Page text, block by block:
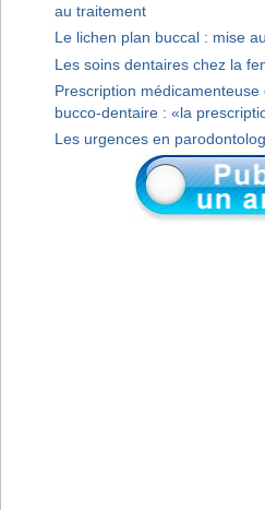
au traitement
Le lichen plan buccal : mise
Les soins dentaires chez la
Prescription
bucco-dentaire : «la
Les urgences en